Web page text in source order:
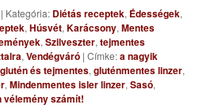
| Kategória: Diétás receptek, Édességek,
,Húsvét,Karácsony,Mentes
,Szilveszter,tejmentes
,Vendégváró |Címke:a nagyik
glutén és tejmentes,gluténmentes linzer,
,Mindenmentes isler linzer,Sasó,
vélemény számít!